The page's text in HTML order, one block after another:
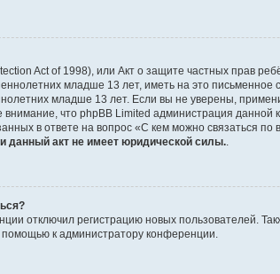
Act of 1998), или Акт о защите частных прав
младше 13 лет, иметь на это письменное
младше 13 лет. Если вы не уверены,
внимание, что phpBB Limited администрация
в ответе на вопрос «С кем можно связаться
данный акт не имеет юридической силы.
отключил регистрацию новых пользователей.
помощью к администратору конференции.